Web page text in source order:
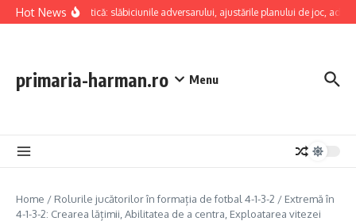
Skip to content
Hot News
Analiză tactică: slăbiciunile adversarului, ajustările planului de joc,
primaria-harman.ro Menu
Home / Rolurile jucătorilor în formația de fotbal 4-1-3-2 / Extremă în
4-1-3-2: Crearea lățimii, Abilitatea de a centra, Exploatarea vitezei